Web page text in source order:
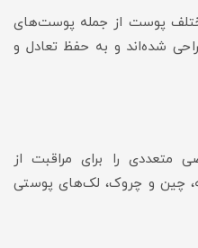
پوست از جمله پوست‌های
شده‌اند و به حفظ تعادل و
متعددی را برای مراقبت از
چین و چروک، لک‌های پوستی